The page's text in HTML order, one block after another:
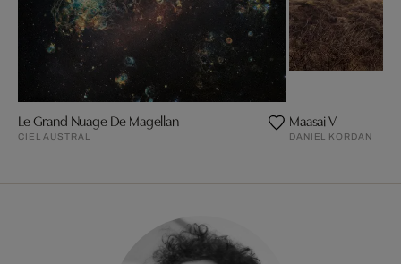
Le Grand Nuage De Magellan
CIEL AUSTRAL
Maasai V
DANIEL KORDAN